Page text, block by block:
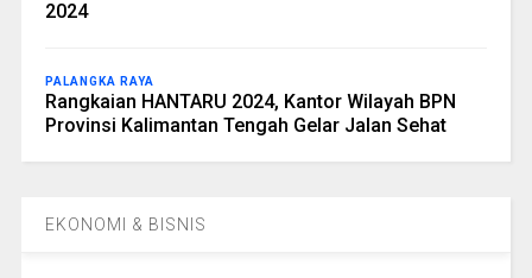
2024
PALANGKA RAYA
Rangkaian HANTARU 2024, Kantor Wilayah BPN
Provinsi Kalimantan Tengah Gelar Jalan Sehat
EKONOMI & BISNIS